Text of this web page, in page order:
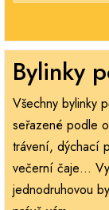
Bylinky
Všechny bylinky
seřazené podle
trávení, dýchací
večerní čaje…
jednodruhovou